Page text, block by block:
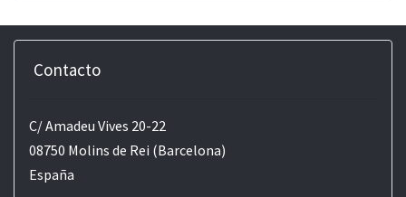
Contacto
C/ Amadeu Vives 20-22
08750 Molins de Rei (Barcelona)
España